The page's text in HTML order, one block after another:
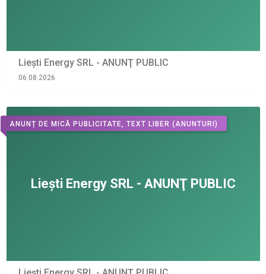
Liești Energy SRL - ANUNŢ PUBLIC
06.08.2026
ANUNȚ DE MICĂ PUBLICITATE, TEXT LIBER (ANUNTURI)